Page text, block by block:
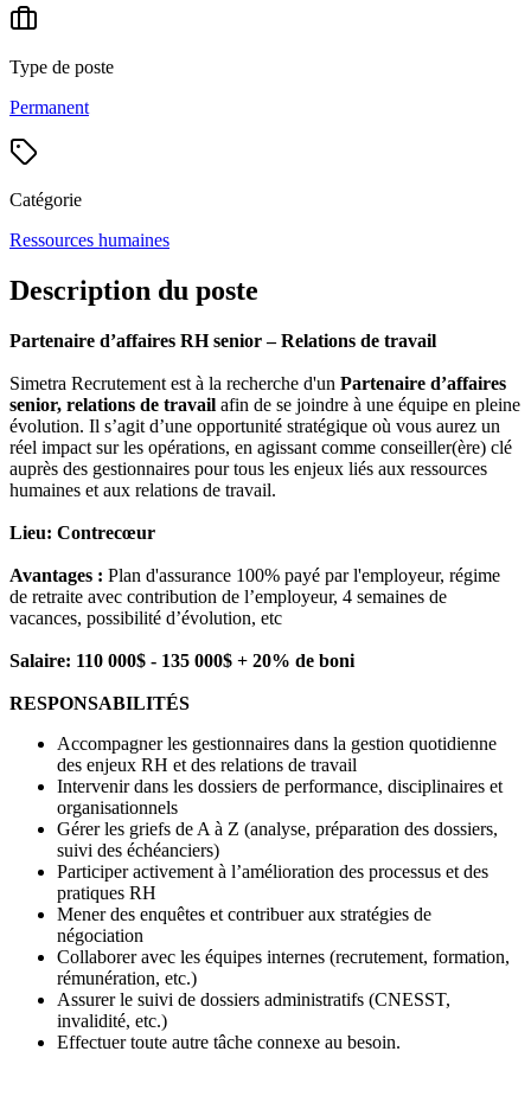
Type de poste
Permanent
Catégorie
Ressources humaines
Description du poste
Partenaire d’affaires RH senior – Relations de travail
Simetra Recrutement est à la recherche d'un Partenaire d’affaires
senior, relations de travail afin de se joindre à une équipe en pleine
évolution. Il s’agit d’une opportunité stratégique où vous aurez un
réel impact sur les opérations, en agissant comme conseiller(ère) clé
auprès des gestionnaires pour tous les enjeux liés aux ressources
humaines et aux relations de travail.
Lieu: Contrecœur
Avantages : Plan d'assurance 100% payé par l'employeur, régime
de retraite avec contribution de l’employeur, 4 semaines de
vacances, possibilité d’évolution, etc
Salaire: 110 000$ - 135 000$ + 20% de boni
RESPONSABILITÉS
Accompagner les gestionnaires dans la gestion quotidienne
des enjeux RH et des relations de travail
Intervenir dans les dossiers de performance, disciplinaires et
organisationnels
Gérer les griefs de A à Z (analyse, préparation des dossiers,
suivi des échéanciers)
Participer activement à l’amélioration des processus et des
pratiques RH
Mener des enquêtes et contribuer aux stratégies de
négociation
Collaborer avec les équipes internes (recrutement, formation,
rémunération, etc.)
Assurer le suivi de dossiers administratifs (CNESST,
invalidité, etc.)
Effectuer toute autre tâche connexe au besoin.